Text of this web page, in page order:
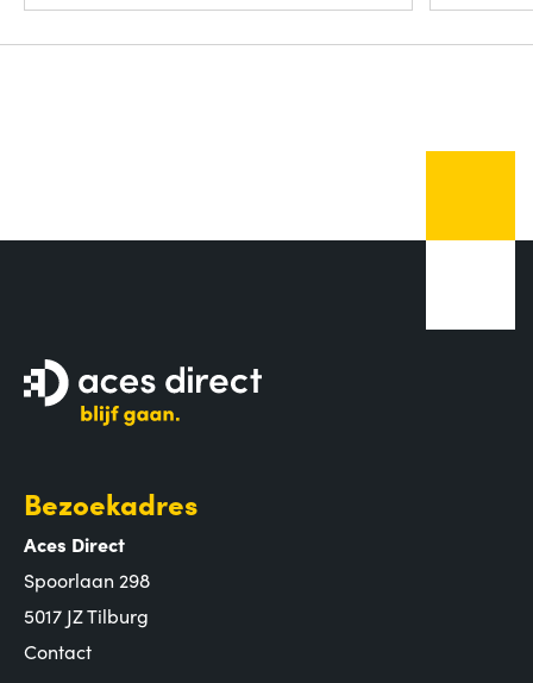
Bezoekadres
Aces Direct
Spoorlaan 298
5017 JZ Tilburg
Contact